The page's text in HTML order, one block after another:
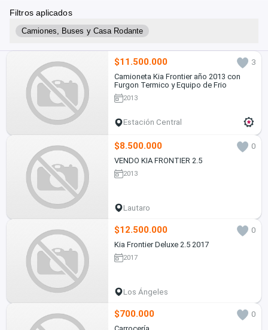
Filtros aplicados
Camiones, Buses y Casa Rodante
$11.500.000
3
Camioneta Kia Frontier año 2013 con
Furgon Termico y Equipo de Frio
2013
Estación Central
$8.500.000
0
VENDO KIA FRONTIER 2.5
2013
Lautaro
$12.500.000
0
Kia Frontier Deluxe 2.5 2017
2017
Los Ángeles
$700.000
0